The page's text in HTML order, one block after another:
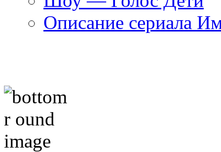
Описание сериала